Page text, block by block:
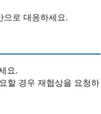
으로 대응하세요.
요.
할 경우 재협상을 요청하